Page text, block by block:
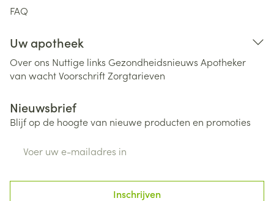
FAQ
Uw apotheek
Over ons Nuttige links Gezondheidsnieuws Apotheker
van wachtVoorschriftZorgtarieven
Nieuwsbrief
Blijf op de hoogte van nieuwe producten en promoties
Inschrijven